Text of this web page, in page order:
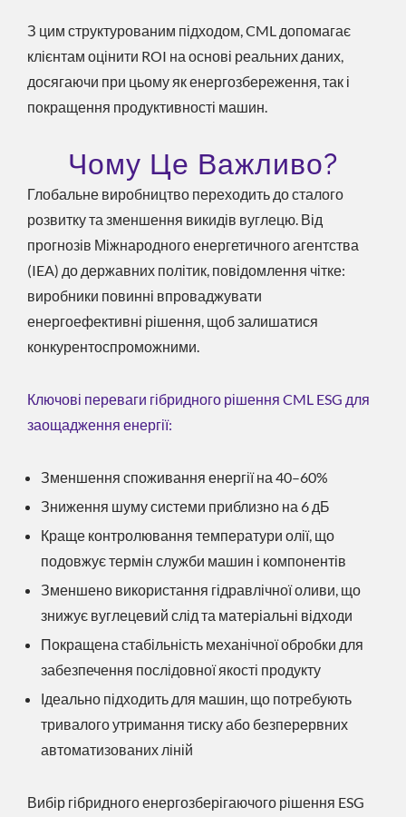
З цим структурованим підходом, CML допомагає
клієнтам оцінити ROI на основі реальних даних,
досягаючи при цьому як енергозбереження, так і
покращення продуктивності машин.
Чому Це Важливо?
Глобальне виробництво переходить до сталого
розвитку та зменшення викидів вуглецю. Від
прогнозів Міжнародного енергетичного агентства
(IEA) до державних політик, повідомлення чітке:
виробники повинні впроваджувати
енергоефективні рішення, щоб залишатися
конкурентоспроможними.
Ключові переваги гібридного рішення CML ESG для
заощадження енергії:
Зменшення споживання енергії на 40–60%
Зниження шуму системи приблизно на 6 дБ
Краще контролювання температури олії, що
подовжує термін служби машин і компонентів
Зменшено використання гідравлічної оливи, що
знижує вуглецевий слід та матеріальні відходи
Покращена стабільність механічної обробки для
забезпечення послідовної якості продукту
Ідеально підходить для машин, що потребують
тривалого утримання тиску або безперервних
автоматизованих ліній
Вибір гібридного енергозберігаючого рішення ESG